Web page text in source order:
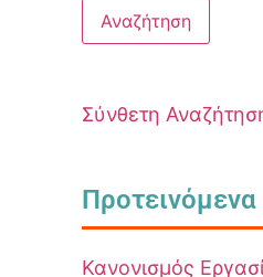
Σύνθετη
Προτεινόμενα
Κανονισμός